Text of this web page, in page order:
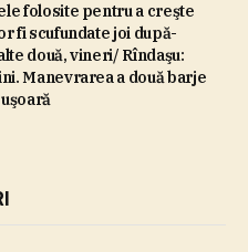
folosite pentru a creşte
fi scufundate joi după-
două, vineri/ Rîndaşu:
Manevrarea a două barje